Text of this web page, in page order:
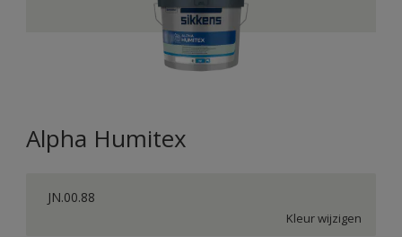
Alpha Humitex
JN.00.88
Kleur wijzigen